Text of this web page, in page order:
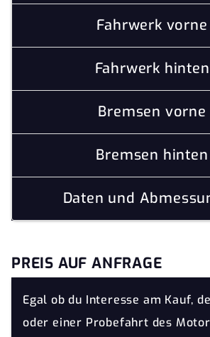
Fahrwerk vorne
Fahrwerk hinten
Bremsen vorne
Bremsen hinten
Daten und
PREIS AUF ANFRAGE
Egal ob du Interesse am Kauf,
oder einer Probefahrt des